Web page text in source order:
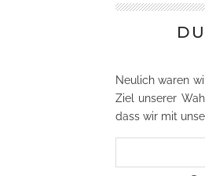
Neulich waren
Ziel unserer
dass wir mit